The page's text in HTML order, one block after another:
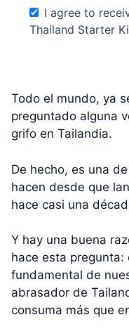
I agree to
Thailand Starter
Todo el mundo, ya
preguntado alguna
grifo en Tailandia.
De hecho, es una
hacen desde que
hace casi una
Y hay una buena
hace esta pregunta:
fundamental de
abrasador de
consuma más que